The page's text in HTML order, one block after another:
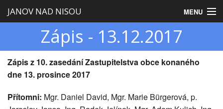
JANOV NAD NISOU MENU
Zastupitelstvo
Obec
Zápis - 13.12.2017
Zápis z 10. zasedání Zastupitelstva obce konaného
dne 13. prosince 2017
Přítomni: Mgr. Daniel David, Mgr. Marie Bürgerová, p.